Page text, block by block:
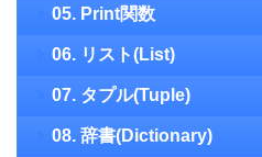
05. Print関数
06. リスト(List)
07. タプル(Tuple)
08. 辞書(Dictionary)